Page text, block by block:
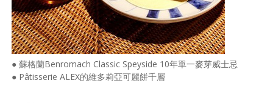
● 蘇格蘭Benromach Classic Speyside 10年單一麥芽威士忌
● Pâtisserie ALEX的維多莉亞可麗餅千層